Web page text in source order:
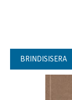
BRINDISISERA